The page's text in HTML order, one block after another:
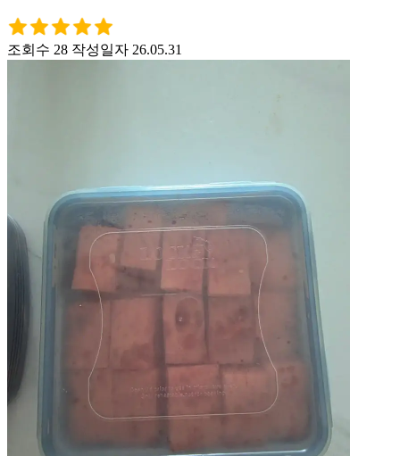
조회수 28 작성일자 26.05.31